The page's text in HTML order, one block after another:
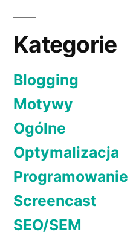
wpisów
Kategorie
Blogging
Motywy
Ogólne
Optymalizacja
Programowanie
Screencast
SEO/SEM